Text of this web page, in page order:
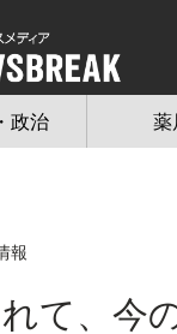
政治 薬
報
て、今